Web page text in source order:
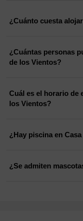
¿Cuánto cuesta
¿Cuántas personas
de los Vientos?
Cuál es el horario de
los Vientos?
¿Hay piscina en
¿Se admiten